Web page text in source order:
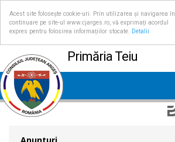
Acest site folosește cookie-uri. Prin utilizarea și navigarea în
continuare pe site-ul www.cjarges.ro, vă exprimați acordul
expres pentru folosirea informațiilor stocate.
Detalii
Primăria Teiu